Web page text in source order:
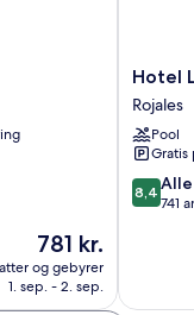
Prisen
781 kr.
781 kr.
og gebyrer
1. sep. - 2. sep.
Hotel
La
Laguna
Spa
And
Golf
Rojales
Hotel
Rojales
Pool
Gratis
8.4
ud
8,4
741